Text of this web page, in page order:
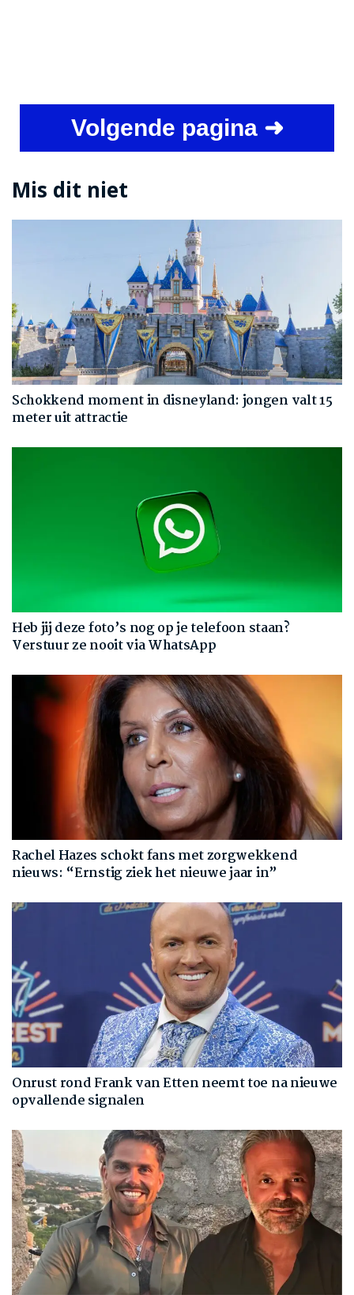
Volgende pagina ➜
Mis dit niet
Schokkend moment in disneyland: jongen valt 15
meter uit attractie
Heb jij deze foto’s nog op je telefoon staan?
Verstuur ze nooit via WhatsApp
Rachel Hazes schokt fans met zorgwekkend
nieuws: “Ernstig ziek het nieuwe jaar in”
Onrust rond Frank van Etten neemt toe na nieuwe
opvallende signalen